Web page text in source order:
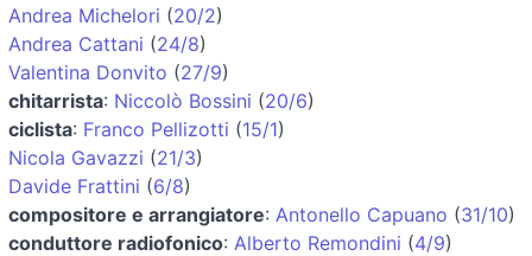
Andrea Michelori (20/2)
Andrea Cattani (24/8)
Valentina Donvito (27/9)
chitarrista: Niccolò Bossini (20/6)
ciclista: Franco Pellizotti (15/1)
Nicola Gavazzi (21/3)
Davide Frattini (6/8)
compositore e arrangiatore: Antonello Capuano (31/10)
conduttore radiofonico: Alberto Remondini (4/9)